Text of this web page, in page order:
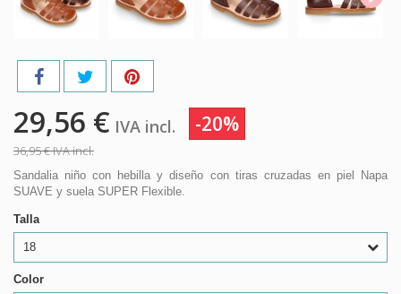
29,56 € IVA incl. -20%
36,95 €IVA incl.
Sandalia niño con hebilla y diseño con tiras cruzadas en piel Napa
SUAVE y suela SUPER Flexible.
Talla
18
Color